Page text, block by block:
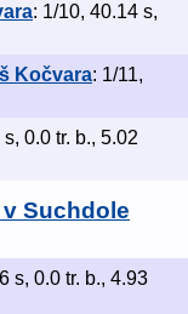
: 1/10, 40.14 s,
Kočvara: 1/11,
0.0 tr. b., 5.02
Suchdole
s, 0.0 tr. b., 4.93